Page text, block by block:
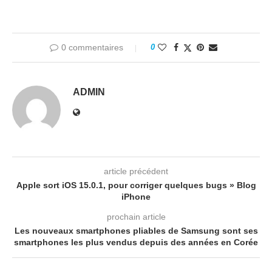
0 commentaires 0
ADMIN
article précédent
Apple sort iOS 15.0.1, pour corriger quelques bugs » Blog
iPhone
prochain article
Les nouveaux smartphones pliables de Samsung sont ses
smartphones les plus vendus depuis des années en Corée